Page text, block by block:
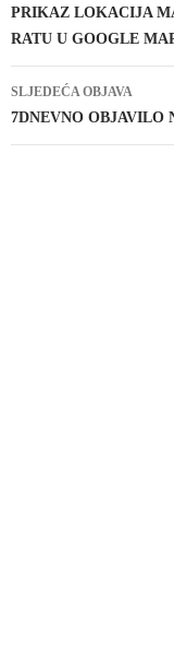
objava
PRIKAZ LOKACIJA
RATU U GOOGLE
SLJEDEĆA OBJAVA
7DNEVNO OBJAVILO